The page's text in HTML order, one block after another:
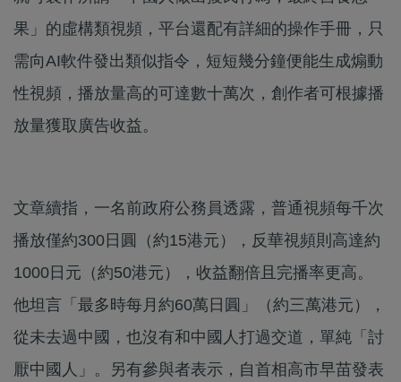
果」的虛構類視頻，平台還配有詳細的操作手冊，只
需向AI軟件發出類似指令，短短幾分鐘便能生成煽動
性視頻，播放量高的可達數十萬次，創作者可根據播
放量獲取廣告收益。
文章續指，一名前政府公務員透露，普通視頻每千次
播放僅約300日圓（約15港元），反華視頻則高達約
1000日元（約50港元），收益翻倍且完播率更高。
他坦言「最多時每月約60萬日圓」（約三萬港元），
從未去過中國，也沒有和中國人打過交道，單純「討
厭中國人」。另有參與者表示，自首相高市早苗發表